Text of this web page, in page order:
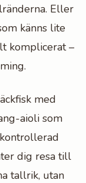
Eller
känns lite
komplicerat –
med
aioli som
dig resa till
tallrik, utan